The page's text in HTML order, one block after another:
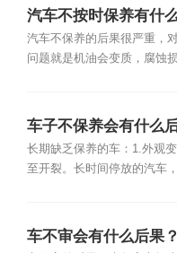
汽车不按时保养有什
汽车不保养的后果很严重，
问题就是机油会变质，腐蚀损
车子不保养会有什么
长期缺乏保养的车：1.外观
至开裂。长时间停放的汽车，
车不审会有什么后果？